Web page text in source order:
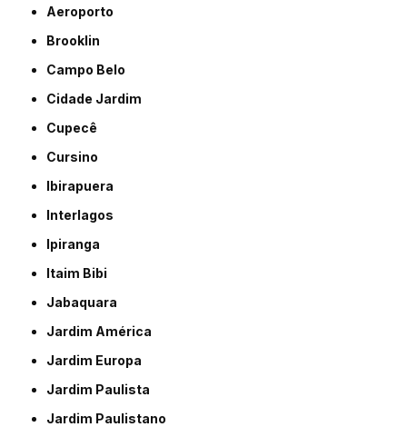
Aeroporto
Brooklin
Campo Belo
Cidade Jardim
Cupecê
Cursino
Ibirapuera
Interlagos
Ipiranga
Itaim Bibi
Jabaquara
Jardim América
Jardim Europa
Jardim Paulista
Jardim Paulistano